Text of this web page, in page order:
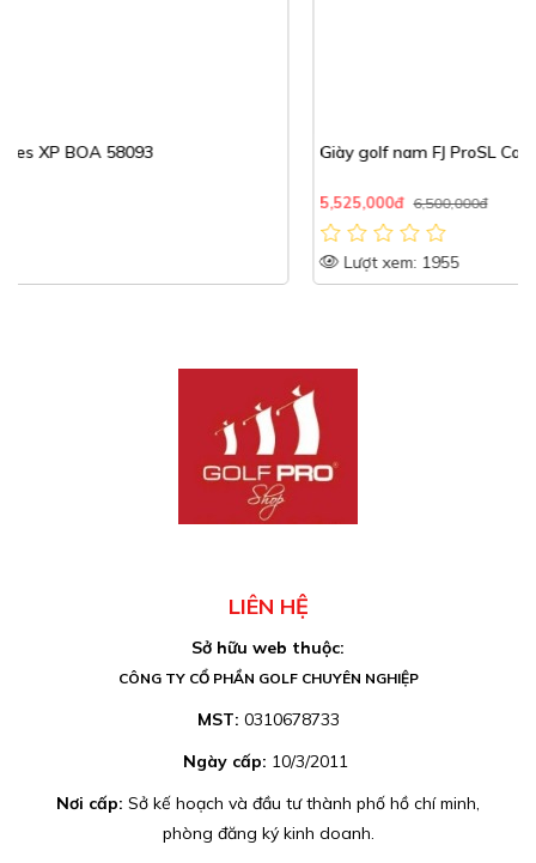
Giày golf nam FJ ProSL Carbon BOA Spikeless | FootJoy
LIÊN HỆ
Sở hữu web thuộc:
CÔNG TY CỔ PHẦN GOLF CHUYÊN NGHIỆP
MST: 0310678733
Ngày cấp: 10/3/2011
Nơi cấp: Sở kế hoạch và đầu tư thành phố hồ chí minh,
phòng đăng ký kinh doanh.